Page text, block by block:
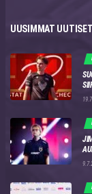
UUSIMMAT UUTISET